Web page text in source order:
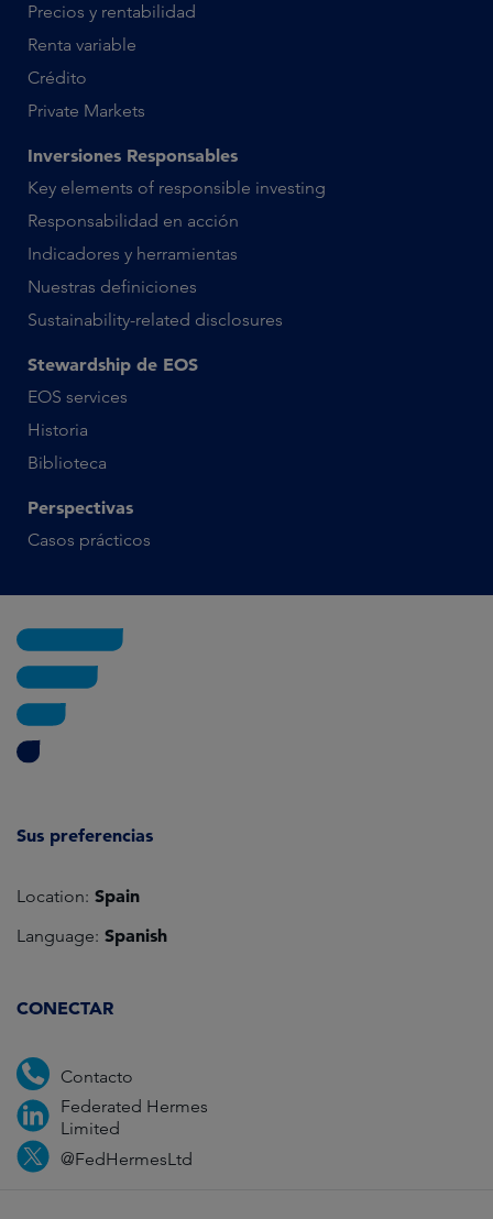
Precios y rentabilidad
Renta variable
Crédito
Private Markets
Inversiones Responsables
Key elements of responsible investing
Responsabilidad en acción
Indicadores y herramientas
Nuestras definiciones
Sustainability-related disclosures
Stewardship de EOS
EOS services
Historia
Biblioteca
Perspectivas
Casos prácticos
Sus preferencias
Location: Spain
Language: Spanish
CONECTAR
Contacto
Federated Hermes
Limited
@FedHermesLtd